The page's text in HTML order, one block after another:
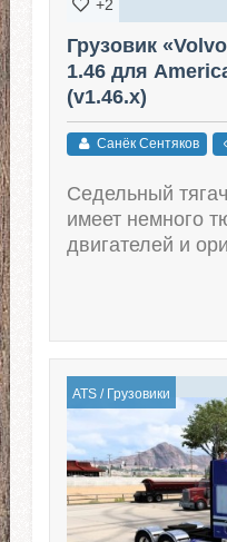
+2
Грузовик
1.46 для
(v1.46.x)
Санёк Сентяков
Седельный
имеет немного
двигателей и
ATS/ Грузовики